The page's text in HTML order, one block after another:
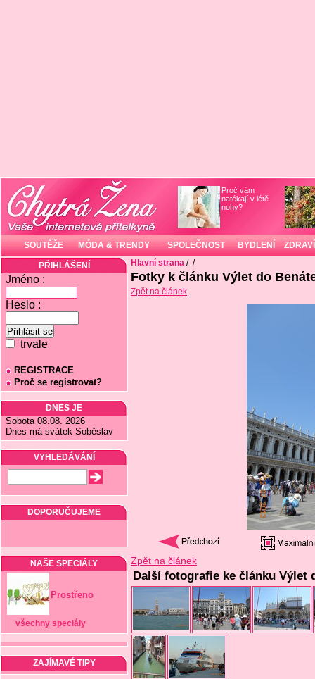
Proč vám
natékají v létě
nohy?
SOUTĚŽE MÓDA & TRENDY SPOLEČNOST BYDLENÍ ZDRAVÍ
PŘIHLÁŠENÍ
Jméno :
Heslo :
trvale
REGISTRACE
Proč se registrovat?
DNES JE
Sobota 08.08. 2026
Dnes má svátek Soběslav
VYHLEDÁVÁNÍ
DOPORUČUJEME
NAŠE SPECIÁLY
Prostřeno
všechny speciály
ZAJÍMAVÉ TIPY
Hlavní strana / /
Fotky k článku Výlet do
Zpět na článek
Zpět na článek
Další fotografie ke článku Výlet